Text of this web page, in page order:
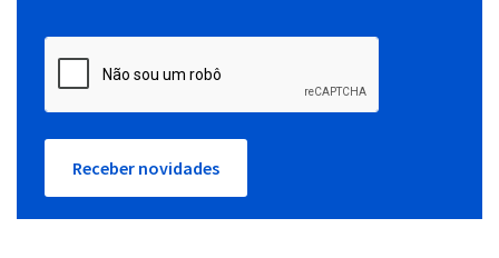
Receber novidades